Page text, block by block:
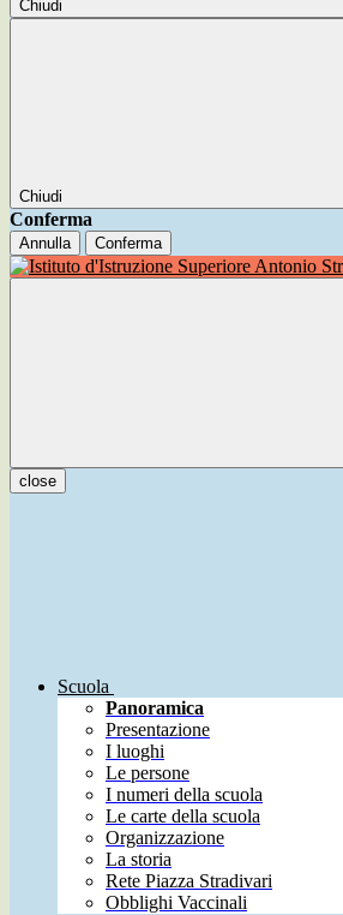
Chiudi
Chiudi
Conferma
Annulla Conferma
close
Scuola
Panoramica
Presentazione
I luoghi
Le persone
I numeri della scuola
Le carte della scuola
Organizzazione
La storia
Rete Piazza Stradivari
Obblighi Vaccinali